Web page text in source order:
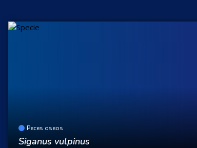
Peces oseos
Siganus vulpinus